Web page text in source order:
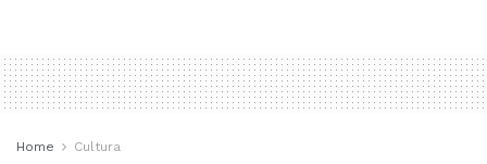
Home Cultura